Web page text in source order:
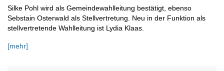
Silke Pohl wird als Gemeindewahlleitung bestätigt, ebenso
Sebstain Osterwald als Stellvertretung. Neu in der Funktion als
stellvertretende Wahlleitung ist Lydia Klaas.
[mehr]